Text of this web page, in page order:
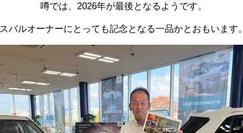
噂では、2026年が最後となるようです。
スバルオーナーにとっても記念となる一品かとおもいます。